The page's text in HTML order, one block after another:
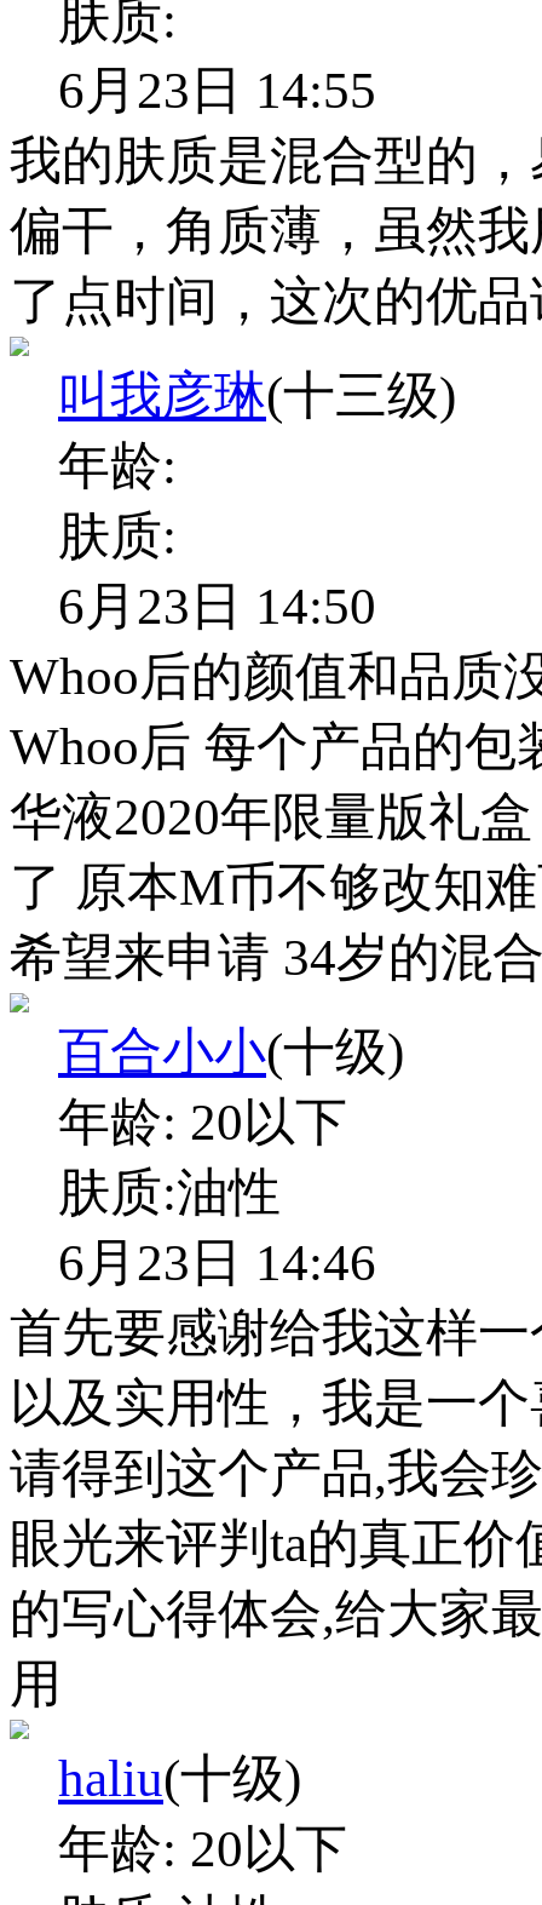
肤质:
6月23日 14:55
我的肤质是混合型的
偏干，角质薄，虽然
了点时间，这次的优
叫我彦琳(十三级)
年龄:
肤质:
6月23日 14:50
Whoo后的颜值和品质
Whoo后 每个产品的
华液2020年限量版礼
了 原本M币不够改知
希望来申请 34岁的混
百合小小(十级)
年龄: 20以下
肤质:油性
6月23日 14:46
首先要感谢给我这样
以及实用性，我是一
请得到这个产品,我会
眼光来评判ta的真正
的写心得体会,给大家
用
haliu(十级)
年龄: 20以下